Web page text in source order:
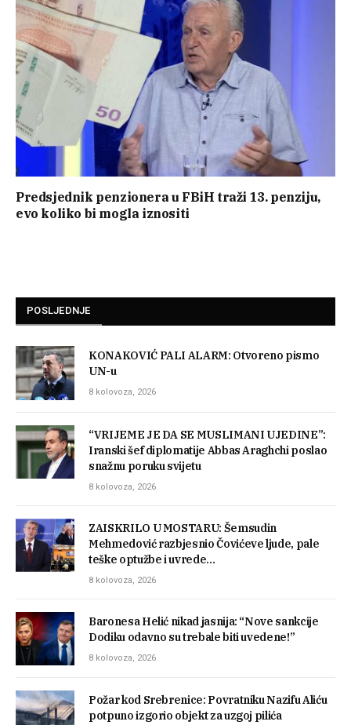
Predsjednik penzionera u FBiH traži 13. penziju,
evo koliko bi mogla iznositi
POSLJEDNJE
KONAKOVIĆ PALI ALARM: Otvoreno pismo
UN-u
8 kolovoza, 2026
“VRIJEME JE DA SE MUSLIMANI UJEDINE”:
Iranski šef diplomatije Abbas Araghchi poslao
snažnu poruku svijetu
8 kolovoza, 2026
ZAISKRILO U MOSTARU: Šemsudin
Mehmedović razbjesnio Čovićeve ljude, pale
teške optužbe i uvrede…
8 kolovoza, 2026
Baronesa Helić nikad jasnija: “Nove sankcije
Dodiku odavno su trebale biti uvedene!”
8 kolovoza, 2026
Požar kod Srebrenice: Povratniku Nazifu Aliću
potpuno izgorio objekt za uzgoj pilića